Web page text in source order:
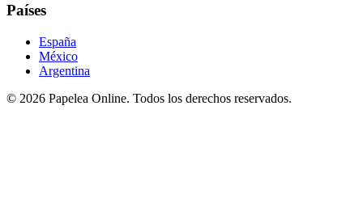
Países
España
México
Argentina
© 2026 Papelea Online. Todos los derechos reservados.